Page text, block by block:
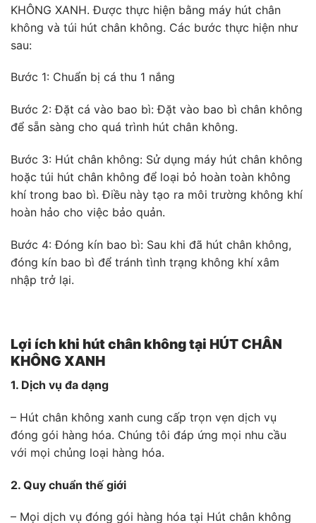
KHÔNG XANH. Được thực hiện bằng máy hút chân
không và túi hút chân không. Các bước thực hiện như
sau:
Bước 1: Chuẩn bị cá thu 1 nắng
Bước 2: Đặt cá vào bao bì: Đặt vào bao bì chân không
để sẵn sàng cho quá trình hút chân không.
Bước 3: Hút chân không: Sử dụng máy hút chân không
hoặc túi hút chân không để loại bỏ hoàn toàn không
khí trong bao bì. Điều này tạo ra môi trường không khí
hoàn hảo cho việc bảo quản.
Bước 4: Đóng kín bao bì: Sau khi đã hút chân không,
đóng kín bao bì để tránh tình trạng không khí xâm
nhập trở lại.
Lợi ích khi hút chân không tại HÚT CHÂN
KHÔNG XANH
1. Dịch vụ đa dạng
– Hút chân không xanh cung cấp trọn vẹn dịch vụ
đóng gói hàng hóa. Chúng tôi đáp ứng mọi nhu cầu
với mọi chủng loại hàng hóa.
2. Quy chuẩn thế giới
– Mọi dịch vụ đóng gói hàng hóa tại Hút chân không